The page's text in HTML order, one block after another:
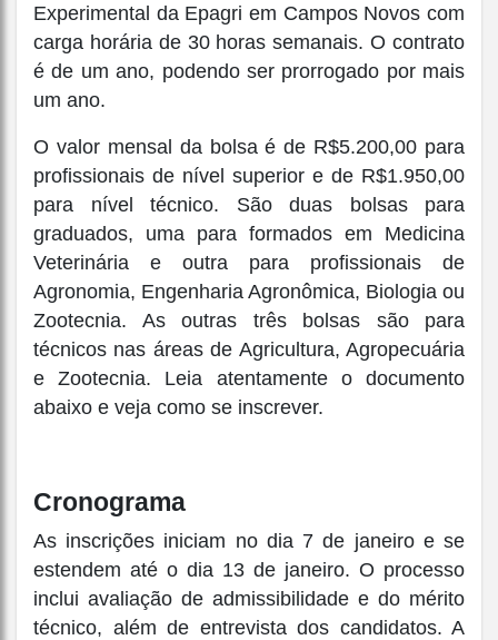
Experimental da Epagri em Campos Novos com
carga horária de 30 horas semanais. O contrato
é de um ano, podendo ser prorrogado por mais
um ano.
O valor mensal da bolsa é de R$5.200,00 para
profissionais de nível superior e de R$1.950,00
para nível técnico. São duas bolsas para
graduados, uma para formados em Medicina
Veterinária e outra para profissionais de
Agronomia, Engenharia Agronômica, Biologia ou
Zootecnia. As outras três bolsas são para
técnicos nas áreas de Agricultura, Agropecuária
e Zootecnia. Leia atentamente o documento
abaixo e veja como se inscrever.
Cronograma
As inscrições iniciam no dia 7 de janeiro e se
estendem até o dia 13 de janeiro. O processo
inclui avaliação de admissibilidade e do mérito
técnico, além de entrevista dos candidatos. A